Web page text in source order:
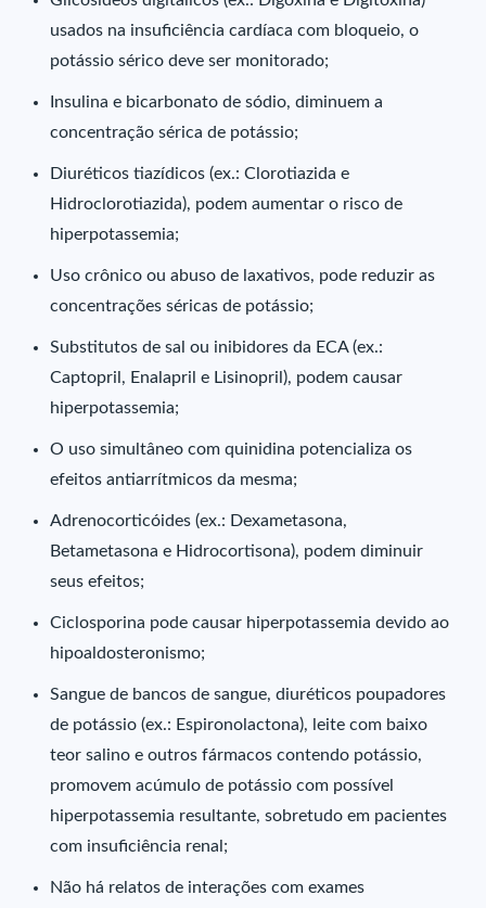
usados na insuficiência cardíaca com bloqueio, o
potássio sérico deve ser monitorado;
Insulina e bicarbonato de sódio, diminuem a
concentração sérica de potássio;
Diuréticos tiazídicos (ex.: Clorotiazida e
Hidroclorotiazida), podem aumentar o risco de
hiperpotassemia;
Uso crônico ou abuso de laxativos, pode reduzir as
concentrações séricas de potássio;
Substitutos de sal ou inibidores da ECA (ex.:
Captopril, Enalapril e Lisinopril), podem causar
hiperpotassemia;
O uso simultâneo com quinidina potencializa os
efeitos antiarrítmicos da mesma;
Adrenocorticóides (ex.: Dexametasona,
Betametasona e Hidrocortisona), podem diminuir
seus efeitos;
Ciclosporina pode causar hiperpotassemia devido ao
hipoaldosteronismo;
Sangue de bancos de sangue, diuréticos poupadores
de potássio (ex.: Espironolactona), leite com baixo
teor salino e outros fármacos contendo potássio,
promovem acúmulo de potássio com possível
hiperpotassemia resultante, sobretudo em pacientes
com insuficiência renal;
Não há relatos de interações com exames